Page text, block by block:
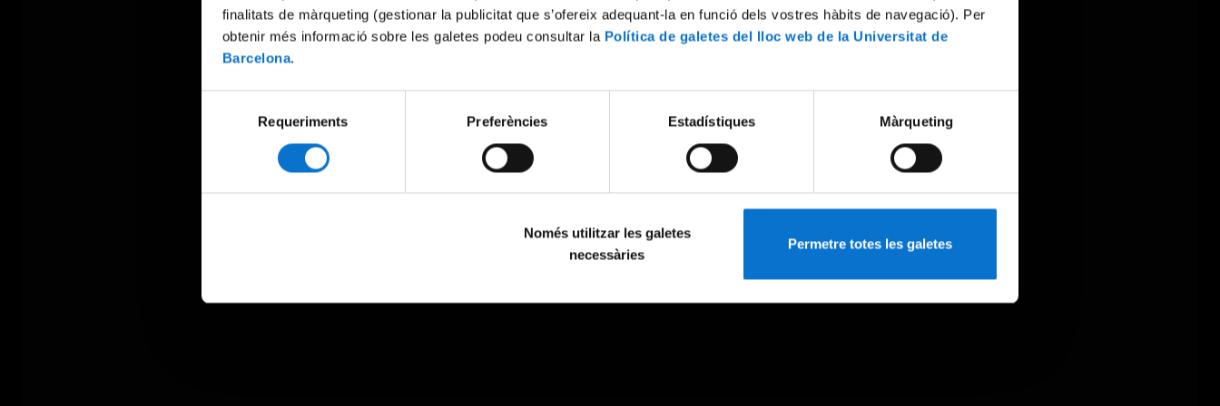
finalitats de màrqueting (gestionar la publicitat que s’ofereix adequant-la en funció dels vostres hàbits de navegació). Per
obtenir més informació sobre les galetes podeu consultar la Política de galetes del lloc web de la Universitat de
Barcelona.
Requeriments Preferències Estadístiques Màrqueting
Només utilitzar les galetes
necessàries
Permetre totes les galetes